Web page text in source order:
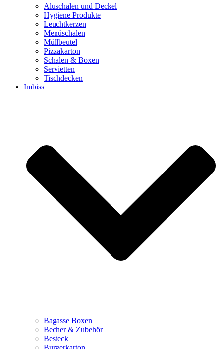
Aluschalen und Deckel
Hygiene Produkte
Leuchtkerzen
Menüschalen
Müllbeutel
Pizzakarton
Schalen & Boxen
Servietten
Tischdecken
Imbiss
Bagasse Boxen
Becher & Zubehör
Besteck